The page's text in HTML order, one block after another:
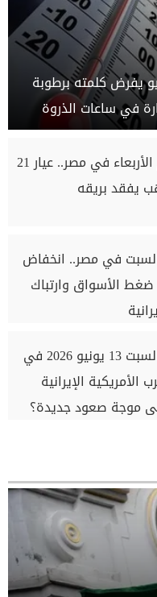
يفرض كلمته برطوبة
في ساعات الذروة
أسعار الذهب اليوم الأربعاء في مصر.. عيار 21
يفقد بريقه
في مصر.. انخفاض
ضغط الأسواق وارتباك
سعر الدولار اليوم السبت 13 يونيو 2026 في
الإيرانية
موجة صعود جديدة؟